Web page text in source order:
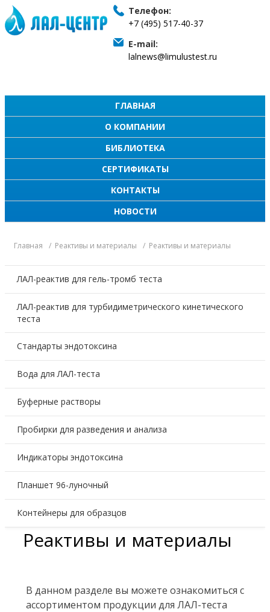
Телефон:
+7 (495) 517-40-37
E-mail:
lalnews@limulustest.ru
ГЛАВНАЯ
О КОМПАНИИ
БИБЛИОТЕКА
СЕРТИФИКАТЫ
КОНТАКТЫ
НОВОСТИ
Главная Реактивы и материалы Реактивы и материалы
ЛАЛ-реактив для гель-тромб теста
ЛАЛ-реактив для турбидиметрического кинетического
теста
Стандарты эндотоксина
Вода для ЛАЛ-теста
Буферные растворы
Пробирки для разведения и анализа
Индикаторы эндотоксина
Планшет 96-луночный
Контейнеры для образцов
Реактивы и материалы
В данном разделе вы можете ознакомиться с
ассортиментом продукции для ЛАЛ-теста